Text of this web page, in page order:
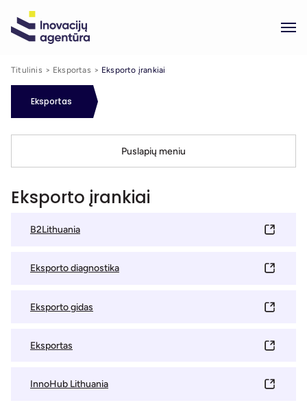
Titulinis Eksportas Eksporto įrankiai
Eksportas
Puslapių meniu
Eksporto įrankiai
B2Lithuania
Eksporto diagnostika
Eksporto gidas
Eksportas
InnoHub Lithuania